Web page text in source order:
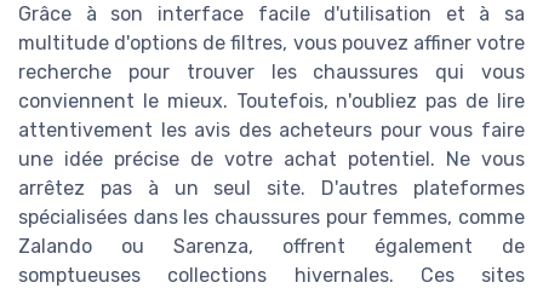
Grâce à son interface facile d'utilisation et à sa
multitude d'options de filtres, vous pouvez affiner votre
recherche pour trouver les chaussures qui vous
conviennent le mieux. Toutefois, n'oubliez pas de lire
attentivement les avis des acheteurs pour vous faire
une idée précise de votre achat potentiel. Ne vous
arrêtez pas à un seul site. D'autres plateformes
spécialisées dans les chaussures pour femmes, comme
Zalando ou Sarenza, offrent également de
somptueuses collections hivernales. Ces sites